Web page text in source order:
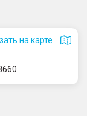
на карте